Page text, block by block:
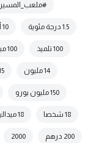
1.5 درجة مئوية 10 أشخاص
100 تلميذ 100 مباراة
14 مليون 15 ألف
150 مليون يورو
18 شخصا 18 ميدالية المغرب
200 درهم 2000